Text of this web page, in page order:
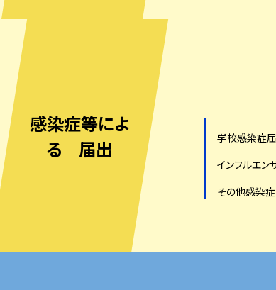
感染症等によ
る 届出
学校感染症
インフルエン
その他感染症